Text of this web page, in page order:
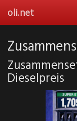
main
oli.net
Dieselpreis